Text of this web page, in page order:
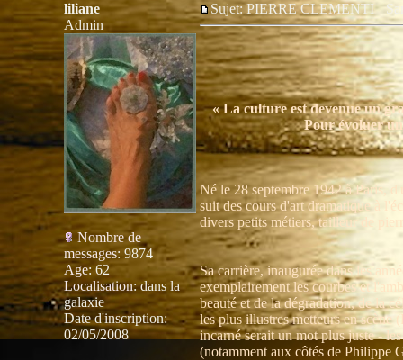
liliane
Admin
Nombre de
messages: 9874
Age: 62
Localisation:dans la
galaxie
Date d'inscription:
02/05/2008
Sujet: PIERRE CLEMENTI
« La culture est devenue un
Pour évoluer
Né le 28 septembre 1942 à Paris,
suit des cours d'art dramatique à
divers petits métiers, tailleur de
Sa carrière, inaugurée dans les
exemplairement les courbes et
beauté et de la dégradation, de la
les plus illustres metteurs en
incarné serait un mot plus juste -
(notamment aux côtés de Philippe